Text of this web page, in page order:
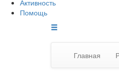
Активность
Помощь
Главная